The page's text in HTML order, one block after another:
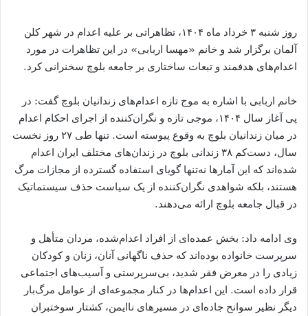
روز شنبه ۳ خرداد ماه ۱۴۰۴، تظاهراتی بر علیه اعدام در شهر کلن
آلمان برگزار شد و خانم «مهسا اربابی» در این تظاهرات در مورد
اعدام‌های هدفمند و تبعات ساختاری بر جامعه بلوچ سخنرانی کرد.
خانم اربابی با اشاره به موج تازه اعدام‌های زندانیان بلوچ گفت: در
پی آغاز سال ۱۴۰۴، موجی تازه و نگران‌کننده از اجرای احکام اعدام
در میان زندانیان بلوچ به وقوع پیوسته است. تنها طی ۲۷ روز نخست
سال، دست‌کم ۳۸ زندانی بلوچ در زندان‌های مختلف ایران اعدام
شده‌اند که این آمارها نه‌تنها گویای استفاده گسترده از مجازات مرگ
هستند، بلکه شواهدی نگران‌کننده از یک سیاست حذف سیستماتیک
در قبال جامعه بلوچ ارائه می‌دهند.
وی ادامه داد: بخش عمده‌ای از افراد اعدام‌شده، مردان متأهل و
سرپرست خانواده بوده‌اند که حذف ناگهانی آنان، زنان و کودکان
زیادی را در معرض فقر شدید، بی‌سرپرستی و آسیب‌های اجتماعی
قرار داده است. این اعدام‌ها در کنار مجموعه‌ای از عوامل مرگ‌بار
دیگر نظیر سوانح جاده‌ای در مسیرهای ناایمن، کشتار سوختبران